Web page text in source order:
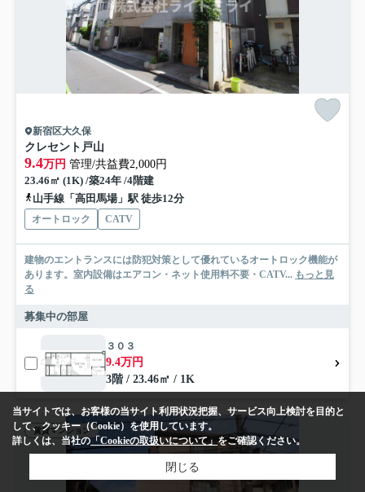
新宿区大久保
クレセント戸山
9.4万円 管理/共益費2,000円
23.46㎡ (1K) /築24年 /4階建
山手線「高田馬場」駅 徒歩12分
オートロック CATV
建物のエントランスには防犯対策として優れているオートロック機能が
あります。室内設備はエアコン・ネット使用料不要・CATV... もっと見
る
募集中の部屋
３０３
9.4万円
3階 / 23.46㎡ / 1K
賃貸マンション
当サイトでは、お客様の当サイト利用状況把握、サービス向上検討を目的と
して、クッキー（Cookie）を使用しています。
詳しくは、当社の「Cookieの取扱いについて」をご確認ください。
閉じる